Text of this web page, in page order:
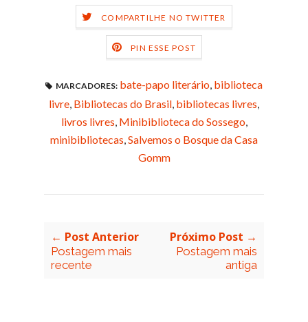
COMPARTILHE NO TWITTER
PIN ESSE POST
MARCADORES: bate-papo literário, biblioteca
livre, Bibliotecas do Brasil, bibliotecas livres,
livros livres, Minibiblioteca do Sossego,
minibibliotecas,Salvemos o Bosque da Casa
Gomm
← Post Anterior
Postagem mais
recente
Próximo Post →
Postagem mais
antiga